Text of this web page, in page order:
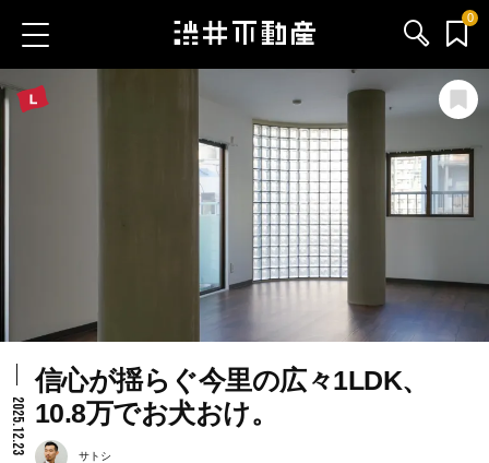
0
お問い合わせ
会社情報
2025.12.23
信心が揺らぐ今里の広々1LDK、
10.8万でお犬おけ。
サトシ